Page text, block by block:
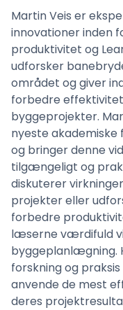
Martin Veis er
innovationer inden
produktivitet og
udforsker
området og giver
forbedre
byggeprojekter.
nyeste
og bringer denne
tilgængeligt og
diskuterer
projekter eller
forbedre
læserne værdifuld
byggeplanlægning.
forskning og
anvende de mest
deres